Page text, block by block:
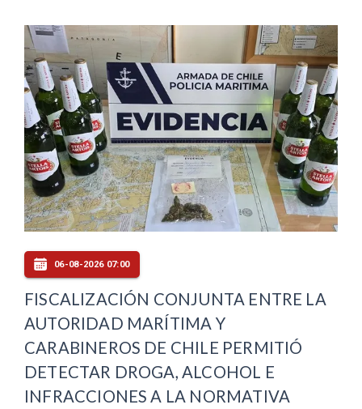
06-08-2026 07:00
FISCALIZACIÓN CONJUNTA ENTRE LA
AUTORIDAD MARÍTIMA Y
CARABINEROS DE CHILE PERMITIÓ
DETECTAR DROGA, ALCOHOL E
INFRACCIONES A LA NORMATIVA